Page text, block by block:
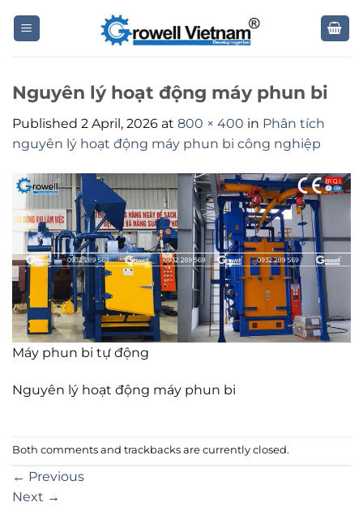
Nguyên lý hoạt động máy phun bi
Published 2 April, 2026 at 800 × 400 in Phân tích
nguyên lý hoạt động máy phun bi công nghiệp
Máy phun bi tự động
Nguyên lý hoạt động máy phun bi
Both comments and trackbacks are currently closed.
← Previous
Next →